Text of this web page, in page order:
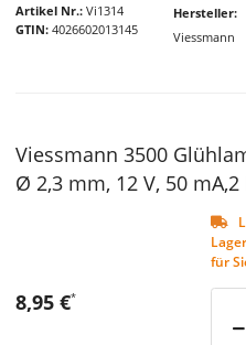
Artikel Nr. Vi1314
GTIN 4026602013145
Hersteller
Viessmann
Viessmann 3500
Ø 2,3 mm, 12 V, 50 mA,2
für
8,95 €*